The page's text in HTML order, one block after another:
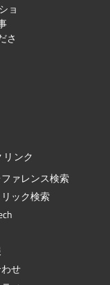
ョ
さ
ンク
ァレンス検索
ック検索
せ